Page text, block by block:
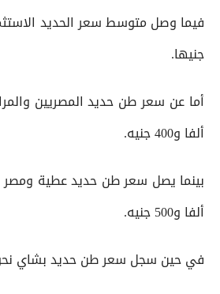
جنيها.
ألفا و400 جنيه.
ألفا و500 جنيه.
في حين سجل سعر طن حديد بشاي نحو 39 ألفا و800